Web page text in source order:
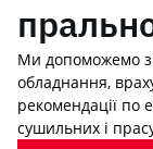
Ми допоможемо
обладнання,
рекомендації по
сушильних і